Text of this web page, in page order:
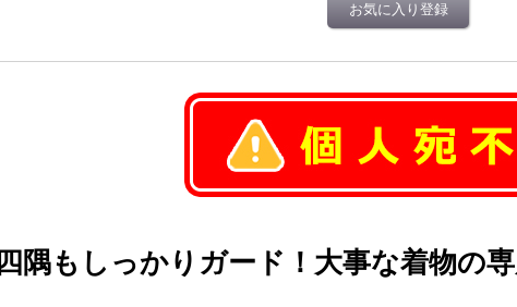
お気に入り登録
四隅もしっかりガード！大事な着物の